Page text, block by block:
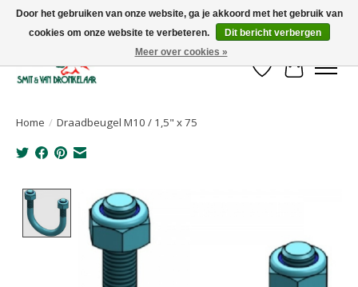
Uw leverancier voor stalinrichtingen en het opruwen van betonvloeren!
Verlanglijst
Home / Draadbeugel M10 / 1,5" x 75
Product image slideshow Items
Door het gebruiken van onze website, ga je akkoord met het gebruik van
cookies om onze website te verbeteren.
Dit bericht verbergen
Meer over cookies »